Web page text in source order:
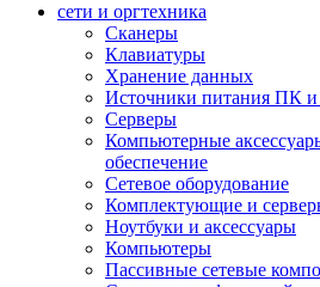
сети и оргтехника
Сканеры
Клавиатуры
Хранение данных
Источники питания ПК
Серверы
Компьютерные
обеспечение
Сетевое оборудование
Комплектующие и
Ноутбуки и аксессуары
Компьютеры
Пассивные сетевые